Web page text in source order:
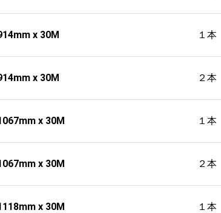
x 30M １本
x 30M ２本
x 30M １本
x 30M ２本
x 30M １本